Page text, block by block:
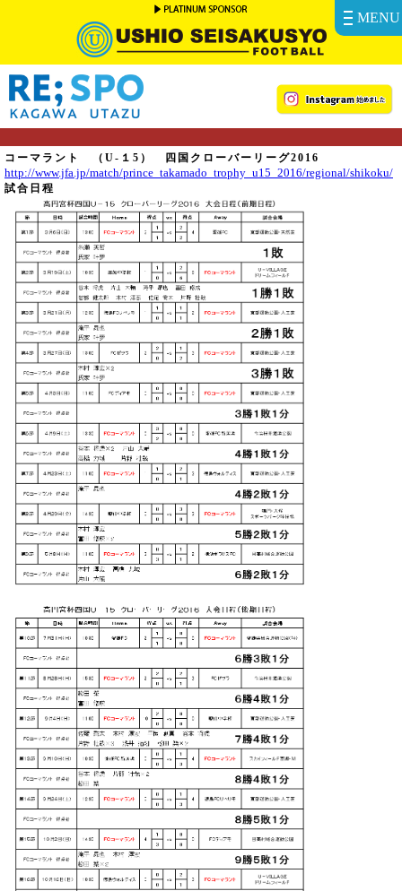
コーマラント （U-１5） 四国クローバーリーグ2016
http://www.jfa.jp/match/prince_takamado_trophy_u15_2016/regional/shikoku/
試合日程
MENU